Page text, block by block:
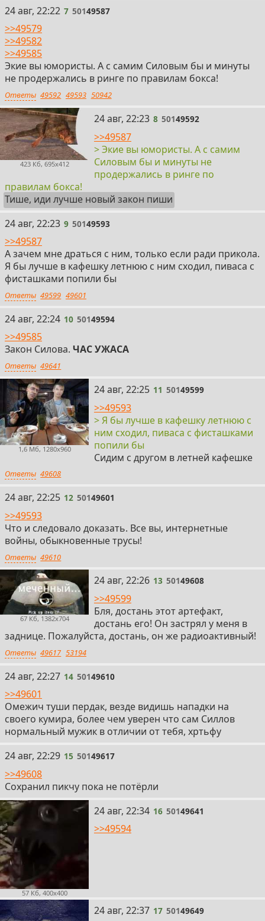
7
24 авг, 22:22 7 50149587
>>49579
>>49582
>>49585
Экие вы юмористы. А с самим Силовым бы и минуты
не продержались в ринге по правилам бокса!
Ответы 49592 49593 50942
423 Кб, 695x412
8
24 авг, 22:23 8 50149592
>>49587
> Экие вы юмористы. А с самим
Силовым бы и минуты не
продержались в ринге по
правилам бокса!
Тише, иди лучше новый закон пиши
9
24 авг, 22:23 9 50149593
>>49587
А зачем мне драться с ним, только если ради прикола.
Я бы лучше в кафешку летнюю с ним сходил, пиваса с
фисташками попили бы
Ответы 49599 49601
10
24 авг, 22:24 10 50149594
>>49585
Закон Силова. ЧАС УЖАСА
Ответы 49641
1,6 Мб, 1280x960
11
24 авг, 22:25 11 50149599
>>49593
> Я бы лучше в кафешку летнюю с
ним сходил, пиваса с фисташками
попили бы
Сидим с другом в летней кафешке
Ответы 49608
12
24 авг, 22:25 12 50149601
>>49593
Что и следовало доказать. Все вы, интернетные
войны, обыкновенные трусы!
Ответы 49610
67 Кб, 1382x704
13
24 авг, 22:26 13 50149608
>>49599
Бля, достань этот артефакт,
достань его! Он застрял у меня в
заднице. Пожалуйста, достань, он же радиоактивный!
Ответы 49617 53194
14
24 авг, 22:27 14 50149610
>>49601
Омежич туши пердак, везде видишь нападки на
своего кумира, более чем уверен что сам Силлов
нормальный мужик в отличии от тебя, хртьфу
15
24 авг, 22:29 15 50149617
>>49608
Сохранил пикчу пока не потёрли
57 Кб, 400x400
16
24 авг, 22:34 16 50149641
>>49594
17
24 авг, 22:37 17 50149649